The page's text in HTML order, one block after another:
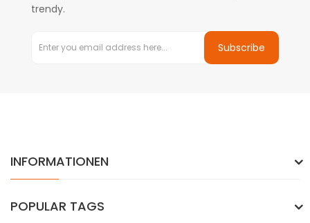
trendy.
Subscribe
INFORMATIONEN
POPULAR TAGS